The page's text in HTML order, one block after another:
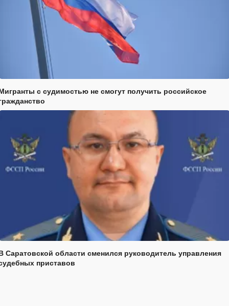
с судимостью не смогут получить российское
Саратовской области сменился руководитель управления
приставов